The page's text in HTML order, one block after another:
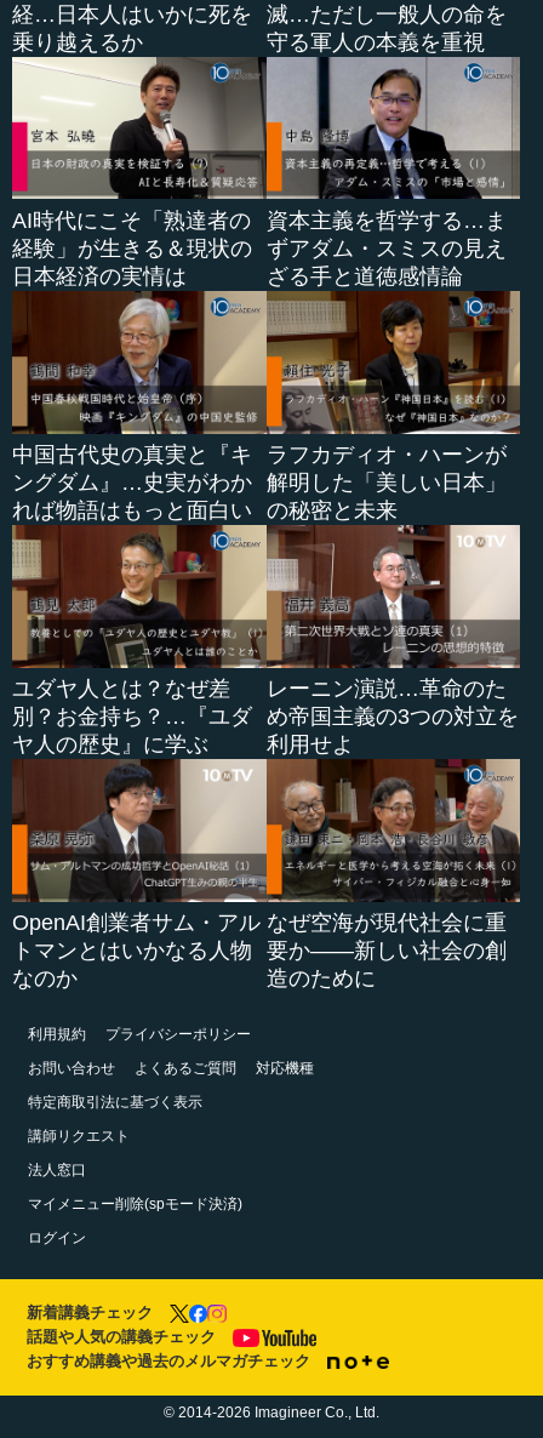
経…日本人はいかに死を
乗り越えるか
滅…ただし一般人の命を
守る軍人の本義を重視
AI時代にこそ「熟達者の
経験」が生きる＆現状の
日本経済の実情は
資本主義を哲学する…ま
ずアダム・スミスの見え
ざる手と道徳感情論
中国古代史の真実と『キ
ングダム』…史実がわか
れば物語はもっと面白い
ラフカディオ・ハーンが
解明した「美しい日本」
の秘密と未来
ユダヤ人とは？なぜ差
別？お金持ち？…『ユダ
ヤ人の歴史』に学ぶ
レーニン演説…革命のた
め帝国主義の3つの対立を
利用せよ
OpenAI創業者サム・アル
トマンとはいかなる人物
なのか
なぜ空海が現代社会に重
要か――新しい社会の創
造のために
利用規約
プライバシーポリシー
お問い合わせ
よくあるご質問
対応機種
特定商取引法に基づく表示
講師リクエスト
法人窓口
マイメニュー削除(spモード決済)
ログイン
新着講義チェック
話題や人気の講義チェック
おすすめ講義や過去のメルマガチェック
© 2014-2026 Imagineer Co., Ltd.